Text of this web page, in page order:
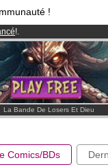
!
!.
par mois !Clique ici
!
La Bande De Losers Et Dieu
Comics/BDs